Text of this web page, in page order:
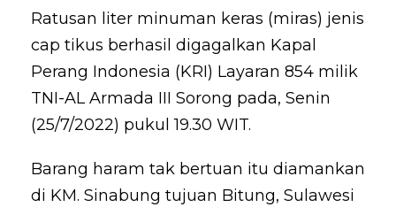
Ratusan liter minuman keras (miras) jenis
cap tikus berhasil digagalkan Kapal
Perang Indonesia (KRI) Layaran 854 milik
TNI-AL Armada III Sorong pada, Senin
(25/7/2022) pukul 19.30 WIT.
Barang haram tak bertuan itu diamankan
di KM. Sinabung tujuan Bitung, Sulawesi